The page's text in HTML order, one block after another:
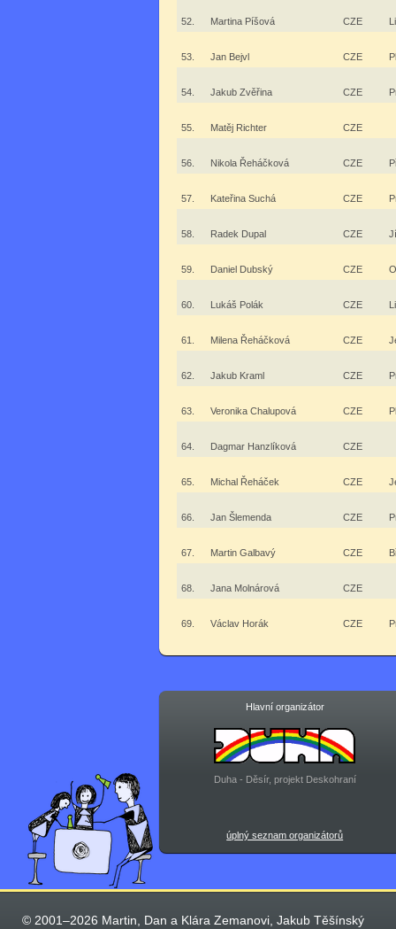
52. Martina Píšová CZE
53. Jan Bejvl CZE
54. Jakub Zvěřina CZE
55. Matěj Richter CZE
56. Nikola Řeháčková CZE
57. Kateřina Suchá CZE
58. Radek Dupal CZE
59. Daniel Dubský CZE
60. Lukáš Polák CZE
61. Milena Řeháčková CZE
62. Jakub Kraml CZE
63. Veronika Chalupová CZE
64. Dagmar Hanzlíková CZE
65. Michal Řeháček CZE
66. Jan Šlemenda CZE
67. Martin Galbavý CZE
68. Jana Molnárová CZE
69. Václav Horák CZE
Hlavní organizátor
Duha - Děsír, projekt Deskohraní
úplný seznam organizátorů
© 2001–2026 Martin, Dan a Klára Zemanovi, Jakub Těšínský